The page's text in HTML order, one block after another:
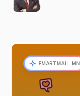
EMARTMALL.MN